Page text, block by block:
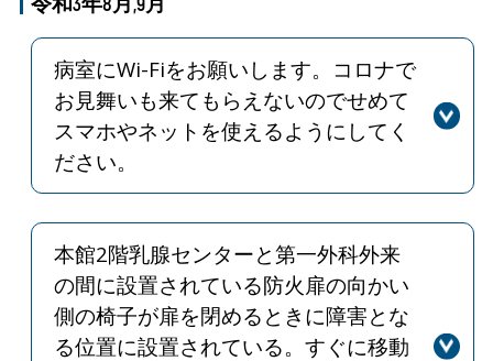
わりができるよう教育していきます。
診療待ち時間の短縮には病院をあげて
取り組んでございますが、当日の状況
によりお待たせしてしまうこともござ
います。数人しか患者さんがいないよ
うに見えても、初診患者や処置に時間
がかかる方もいらっしゃいます。ご高
配いただけますと幸いです。
病室にWi-Fiをお願いします。コロナで
お見舞いも来てもらえないのでせめて
スマホやネットを使えるようにしてく
ださい。
回答
ご意見ありがとうございます。一部を
除いた病棟をはじめ、院内には患者さ
ん向けのWi-Fiを整備させていただいて
おります。Wi-Fiについてわからないこ
とがありましたら、お近くのスタッフ
まで気軽にお声がけください。
本館2階乳腺センターと第一外科外来
の間に設置されている防火扉の向かい
側の椅子が扉を閉めるときに障害とな
る位置に設置されている。すぐに移動